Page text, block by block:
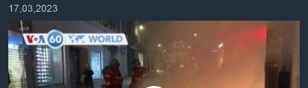
ອິດສະຫຼະພາບດ້ານການຂ່າວ
ຊີວິດຊາວລາວ
ຊຸມຊົນຊາວລາວ
17,03,2023